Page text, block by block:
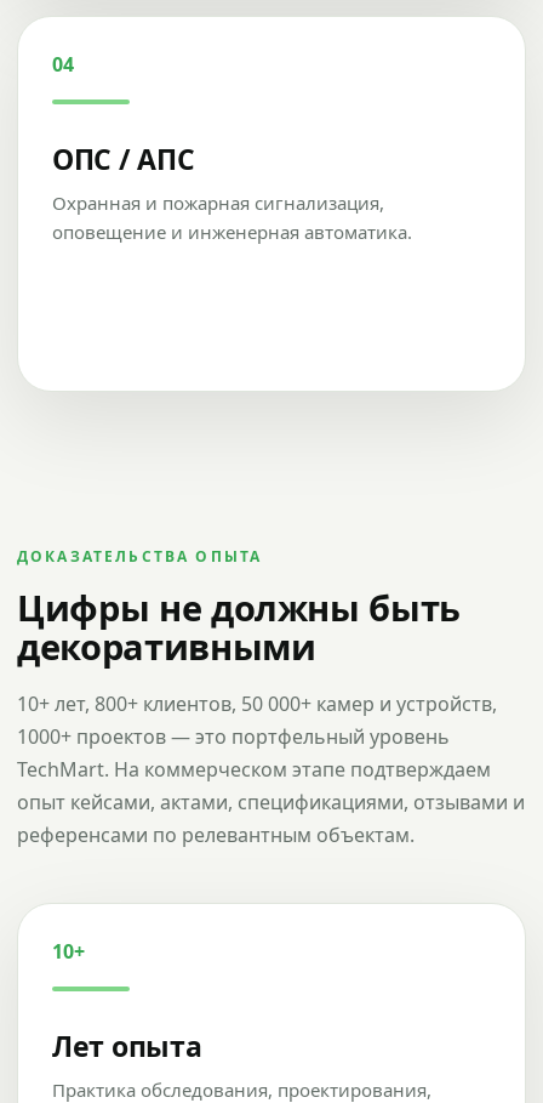
04
ОПС / АПС
Охранная и пожарная сигнализация,
оповещение и инженерная автоматика.
ДОКАЗАТЕЛЬСТВА ОПЫТА
Цифры не должны быть
декоративными
10+ лет, 800+ клиентов, 50 000+ камер и устройств,
1000+ проектов — это портфельный уровень
TechMart. На коммерческом этапе подтверждаем
опыт кейсами, актами, спецификациями, отзывами и
референсами по релевантным объектам.
10+
Лет опыта
Практика обследования, проектирования,